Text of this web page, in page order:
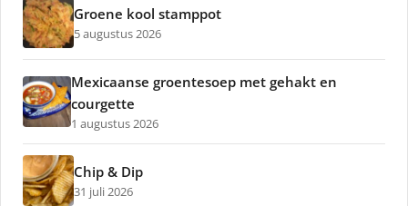
Groene kool stamppot
5 augustus 2026
Mexicaanse groentesoep met gehakt en
courgette
1 augustus 2026
Chip & Dip
31 juli 2026